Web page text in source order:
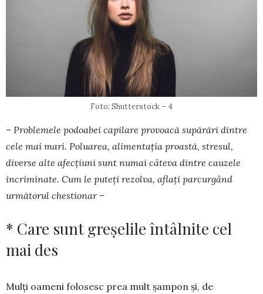
Foto: Shutterstock – 4
– Problemele podoabei capilare provoacă supărări dintre
cele mai mari. Poluarea, alimentația proastă, stresul,
diverse alte afec­țiuni sunt numai câteva dintre cauzele
incriminate. Cum le puteți rezolva, aflați parcurgând
următorul chestionar –
* Care sunt greşelile întâlnite cel
mai des
Mulți oameni folosesc prea mult șampon și, de